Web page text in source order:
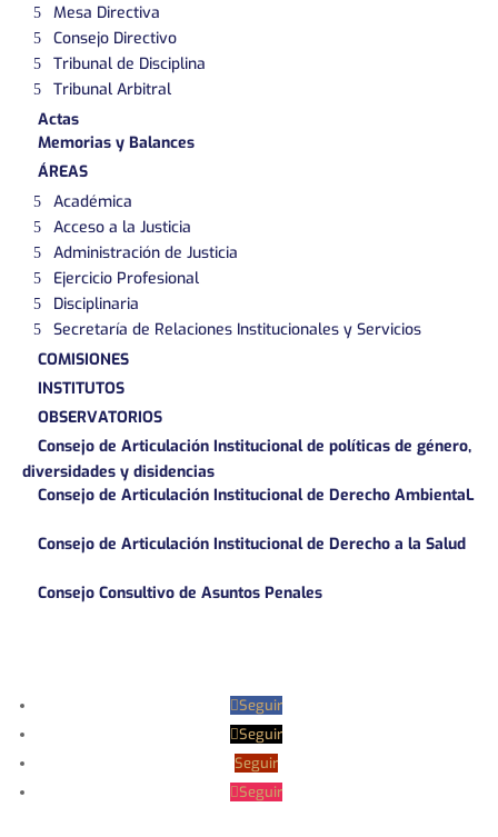
Mesa Directiva
Consejo Directivo
Tribunal de Disciplina
Tribunal Arbitral
Actas
Memorias y Balances
ÁREAS
Académica
Acceso a la Justicia
Administración de Justicia
Ejercicio Profesional
Disciplinaria
Secretaría de Relaciones Institucionales y Servicios
COMISIONES
INSTITUTOS
OBSERVATORIOS
Consejo de Articulación Institucional de políticas de género,
diversidades y disidencias
Consejo de Articulación Institucional de Derecho AmbientaL
Consejo de Articulación Institucional de Derecho a la Salud
Consejo Consultivo de Asuntos Penales
Seguir
Seguir
Seguir
Seguir